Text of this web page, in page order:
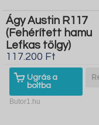
Ágy Austin R117
(Fehérített hamu
Lefkas tölgy)
117.200 Ft
Ugrás a
boltba
Butor1.hu